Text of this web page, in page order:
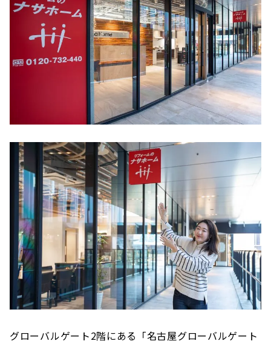
グローバルゲート2階にある「名古屋グローバルゲート